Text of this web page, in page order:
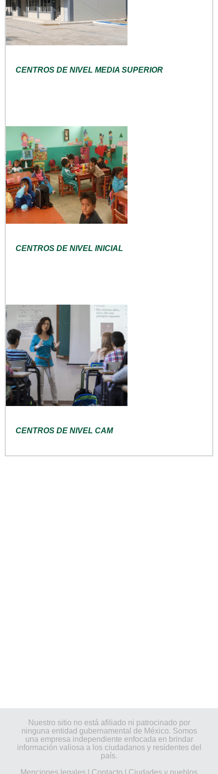
CENTROS DE NIVEL MEDIA SUPERIOR
CENTROS DE NIVEL INICIAL
CENTROS DE NIVEL CAM
Nuestro sitio no está afiliado ni patrocinado por
ninguna entidad gubernamental de México. Somos
una empresa independiente enfocada en brindar
información valiosa a los ciudadanos y residentes del
país.